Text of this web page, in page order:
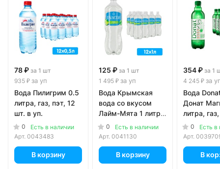
78 ₽ за 1 шт
935 ₽ за уп
Вода Пилигрим 0.5
литра, газ, пэт, 12
шт. в уп.
0
Есть в наличии
Арт. 0043483
В корзину
125 ₽ за 1 шт
1 495 ₽ за уп
Вода Крымская
вода со вкусом
Лайм-Мята 1 литр,
газ, пэт, 12 шт. в уп.
0
Есть в наличии
Арт. 0041130
В корзину
354 ₽ за 1
4 245 ₽ за
Вода
Донат
литра,
шт. в уп.
0
Есть в
Арт.
В